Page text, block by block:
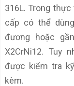
316L. Trong
cấp có thể
đương hoặc
X2CrNi12. Tuy
được kiểm tra
kèm.